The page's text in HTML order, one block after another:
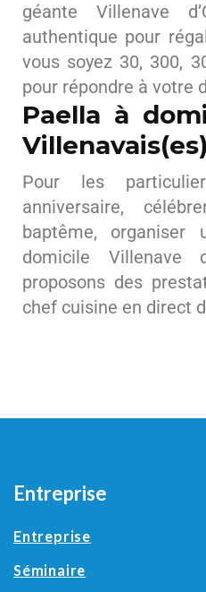
géante Villenave
authentique pour
vous soyez 30, 300,
pour répondre à votre
Paella à
Villenavais(es)
Pour les
anniversaire,
baptême,
domicile Villenave
proposons des
chef cuisine en direct
Entreprise
Entreprise
Séminaire